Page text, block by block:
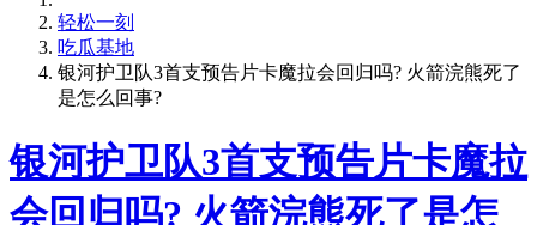
轻松一刻
吃瓜基地
银河护卫队3首支预告片卡魔拉会回归吗? 火箭浣熊死了
是怎么回事?
银河护卫队3首支预告片卡魔拉
会回归吗? 火箭浣熊死了是怎